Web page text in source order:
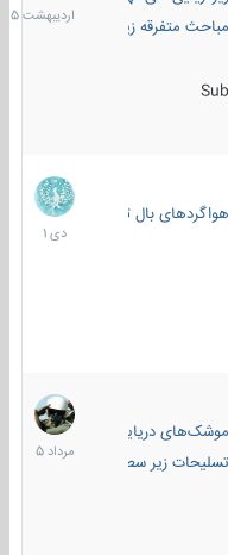
متفرقه زیرسطحی
1405
بال ثابت
12
دی
1401
دریایی
زیر سطحی
2
مرداد
1405